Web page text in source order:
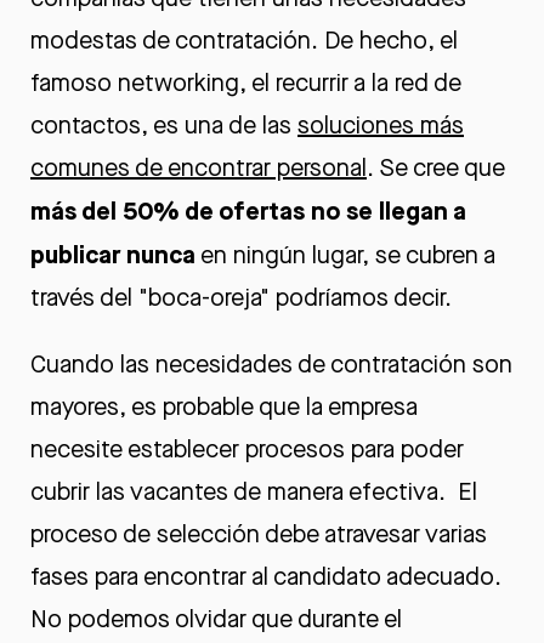
modestas de contratación. De hecho, el
famoso networking, el recurrir a la red de
contactos, es una de las soluciones más
comunes de encontrar personal. Se cree que
más del 50% de ofertas no se llegan a
publicar nunca en ningún lugar, se cubren a
través del "boca-oreja" podríamos decir.
Cuando las necesidades de contratación son
mayores, es probable que la empresa
necesite establecer procesos para poder
cubrir las vacantes de manera efectiva. El
proceso de selección debe atravesar varias
fases para encontrar al candidato adecuado.
No podemos olvidar que durante el